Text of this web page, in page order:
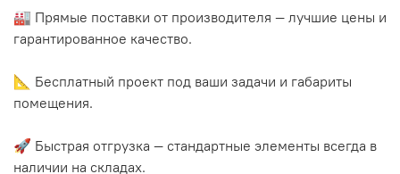
🏭 Прямые поставки от производителя — лучшие цены и
гарантированное качество.
📐 Бесплатный проект под ваши задачи и габариты
помещения.
🚀 Быстрая отгрузка — стандартные элементы всегда в
наличии на складах.